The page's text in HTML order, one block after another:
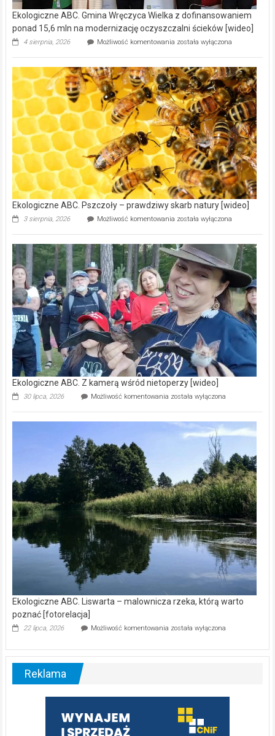
Ekologiczne ABC. Gmina Wręczyca Wielka z dofinansowaniem
ponad 15,6 mln na modernizację oczyszczalni ścieków [wideo]
4 sierpnia, 2026 Możliwość komentowania Ekologiczne
Wręczyca
Wielka
z
dofinansowaniem
ponad
15,6
mln
na
modernizację
oczyszczalni
ścieków
[wideo]
została wyłączona
Ekologiczne ABC. Pszczoły – prawdziwy skarb natury [wideo]
3 sierpnia, 2026 Możliwość komentowania Ekologiczne
–
prawdziwy
skarb
natury
[wideo]
została wyłączona
Ekologiczne ABC. Z kamerą wśród nietoperzy [wideo]
30 lipca, 2026 Możliwość komentowania Ekologiczne
kamerą
wśród
została wyłączona
Ekologiczne ABC. Liswarta – malownicza rzeka, którą warto
poznać [fotorelacja]
22 lipca, 2026 Możliwość komentowania Ekologiczne
–
warto
poznać
[fotorelacja]
została wyłączona
Reklama